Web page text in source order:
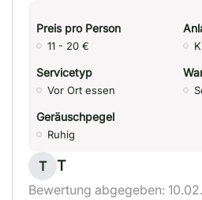
Preis pro Person
11 - 20 €
Servicetyp
Vor Ort essen
Geräuschpegel
Ruhig
T T
Bewertung abgegeben: